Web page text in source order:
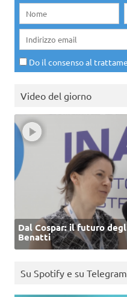
Do il consenso al
Video del giorno
Dal Cospar: il futuro
Benatti
Su Spotify e su Telegram